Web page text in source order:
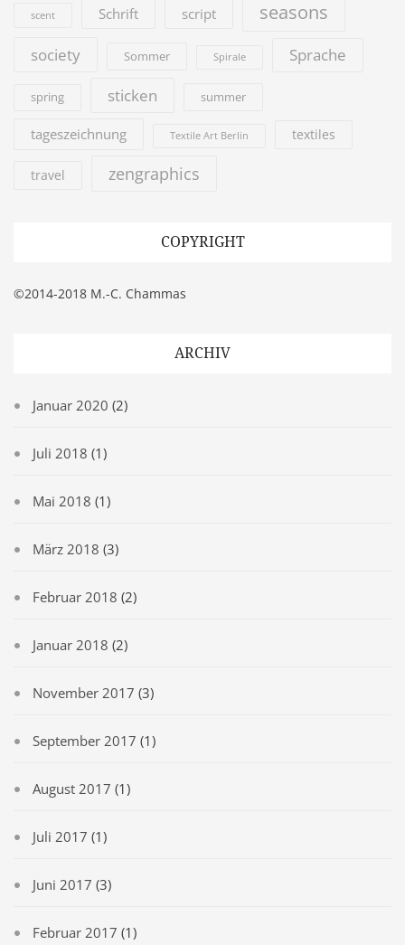
scent Schrift script seasons
society Sommer Spirale Sprache
spring sticken summer
tageszeichnung Textile Art Berlin textiles
travel zengraphics
COPYRIGHT
©2014-2018 M.-C. Chammas
ARCHIV
Januar 2020 (2)
Juli 2018 (1)
Mai 2018 (1)
März 2018 (3)
Februar 2018 (2)
Januar 2018 (2)
November 2017 (3)
September 2017 (1)
August 2017 (1)
Juli 2017 (1)
Juni 2017 (3)
Februar 2017 (1)